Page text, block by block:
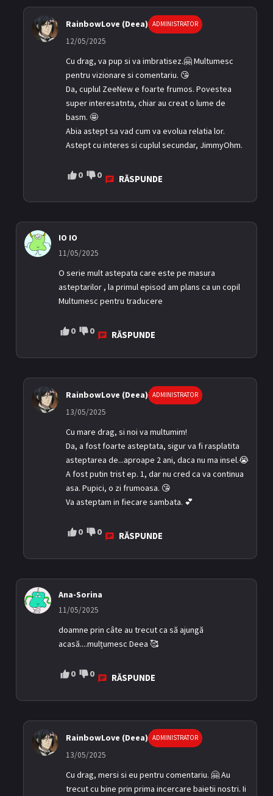
RainbowLove (Deea) ADMINISTRATOR
12/05/2025
Cu drag, va pup si va imbratisez.🤗 Multumesc
pentru vizionare si comentariu. 😘
Da, cuplul ZeeNew e foarte frumos. Povestea
super interesatnta, chiar au creat o lume de
basm. 🤩
Abia astept sa vad cum va evolua relatia lor.
Astept cu interes si cuplul secundar, JimmyOhm.
0 0 RĂSPUNDE
IO IO
11/05/2025
O serie mult astepata care este pe masura
asteptarilor , la primul episod am plans ca un copil
Multumesc pentru traducere
0 0 RĂSPUNDE
RainbowLove (Deea) ADMINISTRATOR
13/05/2025
Cu mare drag, si noi va multumim!
Da, a fost foarte asteptata, sigur va fi rasplatita
asteptarea de...aproape 2 ani, daca nu ma insel.😭
A fost putin trist ep. 1, dar nu cred ca va continua
asa. Pupici, o zi frumoasa. 😘
Va asteptam in fiecare sambata. 💕
0 0 RĂSPUNDE
Ana-Sorina
11/05/2025
doamne prin câte au trecut ca să ajungă
acasă....mulțumesc Deea 🥰
0 0 RĂSPUNDE
RainbowLove (Deea) ADMINISTRATOR
13/05/2025
Cu drag, mersi si eu pentru comentariu. 🤗 Au
trecut cu bine prin prima incercare baietii nostri. Ii